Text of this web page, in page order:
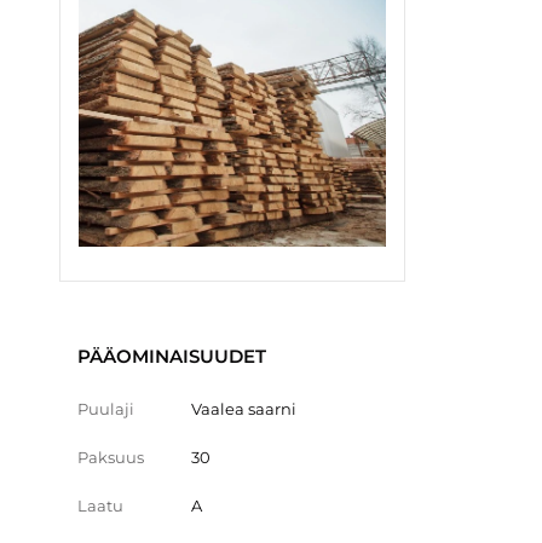
PÄÄOMINAISUUDET
Puulaji Vaalea saarni
Paksuus 30
Laatu A